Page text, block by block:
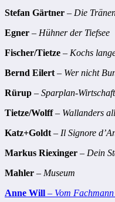
Stefan Gärtner – Die
Egner – Hühner der Tiefsee
Fischer/Tietze – Kochs
Bernd Eilert – Wer nicht
Rürup – Sparplan-
Tietze/Wolff– Wallanders
Katz+Goldt – Il Signore
Markus Riexinger – Dein
Mahler – Museum
Anne Will – Vom